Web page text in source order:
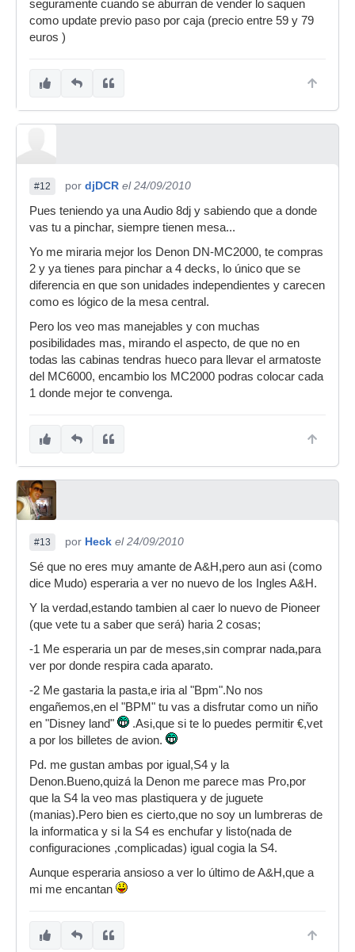
seguramente cuando se aburran de vender lo saquen
como update previo paso por caja (precio entre 59 y 79
euros )
#12 por djDCR el 24/09/2010
Pues teniendo ya una Audio 8dj y sabiendo que a donde
vas tu a pinchar, siempre tienen mesa...
Yo me miraria mejor los Denon DN-MC2000, te compras
2 y ya tienes para pinchar a 4 decks, lo único que se
diferencia en que son unidades independientes y carecen
como es lógico de la mesa central.
Pero los veo mas manejables y con muchas
posibilidades mas, mirando el aspecto, de que no en
todas las cabinas tendras hueco para llevar el armatoste
del MC6000, encambio los MC2000 podras colocar cada
1 donde mejor te convenga.
#13 por Heck el 24/09/2010
Sé que no eres muy amante de A&H,pero aun asi (como
dice Mudo) esperaria a ver no nuevo de los Ingles A&H.
Y la verdad,estando tambien al caer lo nuevo de Pioneer
(que vete tu a saber que será) haria 2 cosas;
-1 Me esperaria un par de meses,sin comprar nada,para
ver por donde respira cada aparato.
-2 Me gastaria la pasta,e iria al "Bpm".No nos
engañemos,en el "BPM" tu vas a disfrutar como un niño
en "Disney land"
.Asi,que si te lo puedes permitir €,vet
a por los billetes de avion.
Pd. me gustan ambas por igual,S4 y la
Denon.Bueno,quizá la Denon me parece mas Pro,por
que la S4 la veo mas plastiquera y de juguete
(manias).Pero bien es cierto,que no soy un lumbreras de
la informatica y si la S4 es enchufar y listo(nada de
configuraciones ,complicadas) igual cogia la S4.
Aunque esperaria ansioso a ver lo último de A&H,que a
mi me encantan